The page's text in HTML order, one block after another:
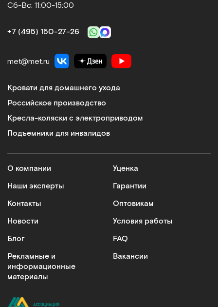
Сб-Вс: 11:00-15:00
+7 (495) 150‑27‑26
met@met.ru
Кровати для домашнего ухода
Российское производство
Кресла-коляски с электроприводом
Подъемники для инвалидов
О компании
Наши эксперты
Контакты
Новости
Блог
Рекламные и
информационные
материалы
Уценка
Гарантии
Оптовикам
Условия работы
FAQ
Вакансии